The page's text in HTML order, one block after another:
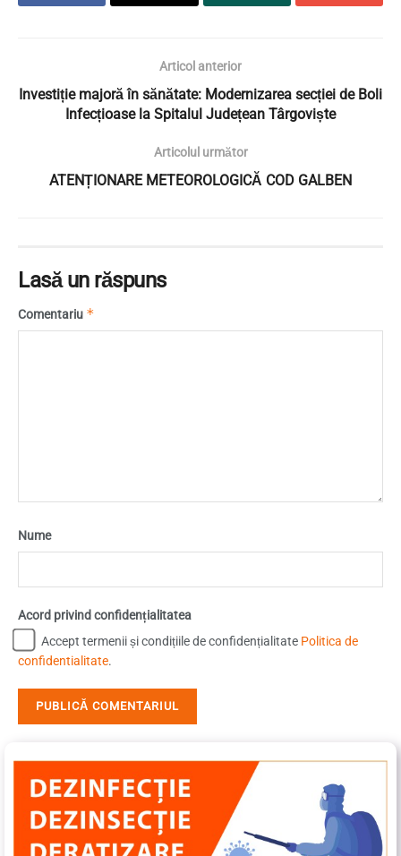
Articol anterior
Investiție majoră în sănătate: Modernizarea secției de Boli
Infecțioase la Spitalul Județean Târgoviște
Articolul următor
ATENȚIONARE METEOROLOGICĂ COD GALBEN
Lasă un răspuns
Comentariu *
Nume
Acord privind confidențialitatea
Accept termenii și condițiile de confidențialitate Politica de
confidentialitate.